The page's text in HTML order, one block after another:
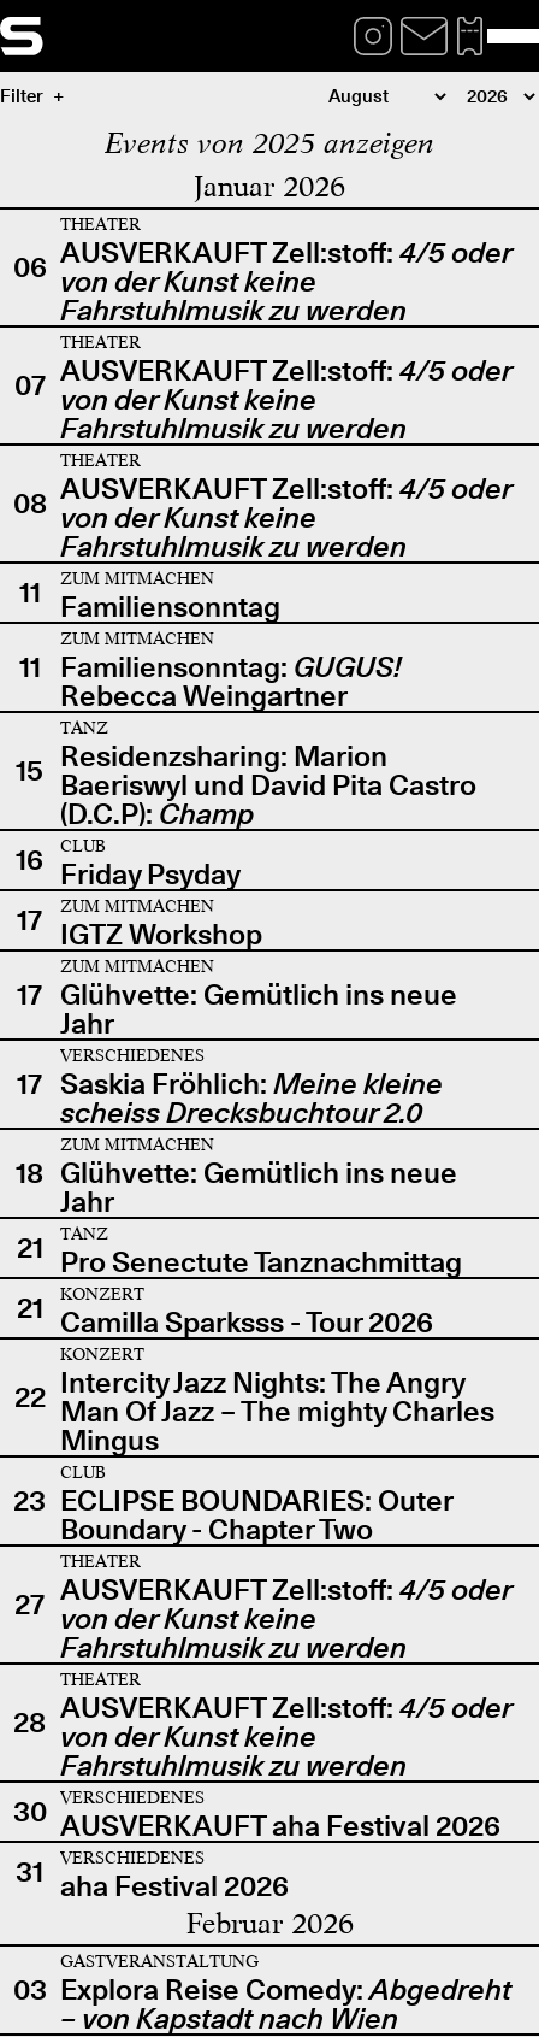
Filter
Events von 2025 anzeigen
Januar 2026
06
THEATER
AUSVERKAUFT Zell:stoff: 4/5 oder
von der Kunst keine
Fahrstuhlmusik zu werden
07
THEATER
AUSVERKAUFT Zell:stoff: 4/5 oder
von der Kunst keine
Fahrstuhlmusik zu werden
08
THEATER
AUSVERKAUFT Zell:stoff: 4/5 oder
von der Kunst keine
Fahrstuhlmusik zu werden
11
ZUM MITMACHEN
Familiensonntag
11
ZUM MITMACHEN
Familiensonntag: GUGUS!
Rebecca Weingartner
15
TANZ
Residenzsharing: Marion
Baeriswyl und David Pita Castro
(D.C.P): Champ
16
CLUB
Friday Psyday
17
ZUM MITMACHEN
IGTZ Workshop
17
ZUM MITMACHEN
Glühvette: Gemütlich ins neue
Jahr
17
VERSCHIEDENES
Saskia Fröhlich: Meine kleine
scheiss Drecksbuchtour 2.0
18
ZUM MITMACHEN
Glühvette: Gemütlich ins neue
Jahr
21
TANZ
Pro Senectute Tanznachmittag
21
KONZERT
Camilla Sparksss - Tour 2026
22
KONZERT
Intercity Jazz Nights: The Angry
Man Of Jazz – The mighty Charles
Mingus
23
CLUB
ECLIPSE BOUNDARIES: Outer
Boundary - Chapter Two
27
THEATER
AUSVERKAUFT Zell:stoff: 4/5 oder
von der Kunst keine
Fahrstuhlmusik zu werden
28
THEATER
AUSVERKAUFT Zell:stoff: 4/5 oder
von der Kunst keine
Fahrstuhlmusik zu werden
30
VERSCHIEDENES
AUSVERKAUFT aha Festival 2026
31
VERSCHIEDENES
aha Festival 2026
Februar 2026
03
GASTVERANSTALTUNG
Explora Reise Comedy:Abgedreht
– von Kapstadt nach Wien